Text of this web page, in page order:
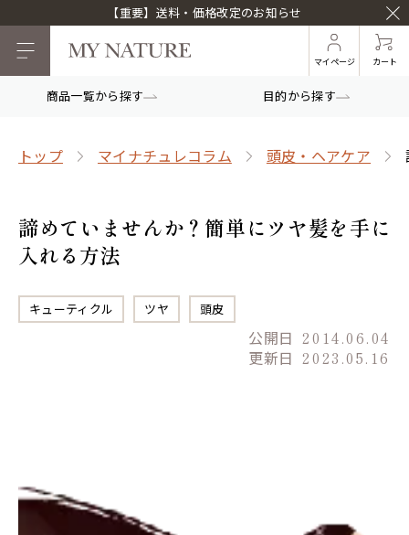
【重要】送料・価格改定のお知らせ
マイページ カート
商品一覧から探す 目的から探す
トップ マイナチュレコラム 頭皮・ヘアケア
諦めていませんか？簡単にツヤ髪を手に
入れる方法
キューティクル ツヤ 頭皮
公開日 2014.06.04
更新日 2023.05.16